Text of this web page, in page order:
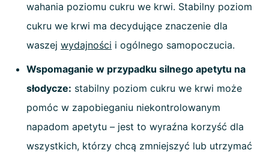
wahania poziomu cukru we krwi. Stabilny poziom
cukru we krwi ma decydujące znaczenie dla
waszej wydajności i ogólnego samopoczucia.
Wspomaganie w przypadku silnego apetytu na
słodycze: stabilny poziom cukru we krwi może
pomóc w zapobieganiu niekontrolowanym
napadom apetytu – jest to wyraźna korzyść dla
wszystkich, którzy chcą zmniejszyć lub utrzymać